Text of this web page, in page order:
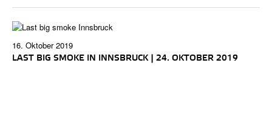
16. Oktober 2019
LAST BIG SMOKE IN INNSBRUCK | 24. OKTOBER 2019